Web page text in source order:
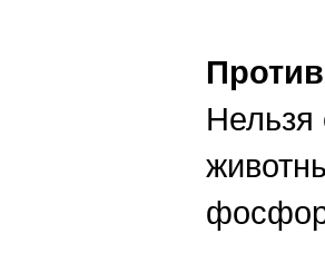
Нельзя